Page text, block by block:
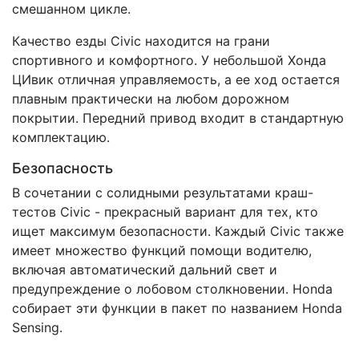
смешанном цикле.
Качество езды Civic находится на грани
спортивного и комфортного. У небольшой Хонда
ЦИвик отличная управляемость, а ее ход остается
плавным практически на любом дорожном
покрытии. Передний привод входит в стандартную
комплектацию.
Безопасность
В сочетании с солидными результатами краш-
тестов Civic - прекрасный вариант для тех, кто
ищет максимум безопасности. Каждый Civic также
имеет множество функций помощи водителю,
включая автоматический дальний свет и
предупреждение о лобовом столкновении. Honda
собирает эти функции в пакет по названием Honda
Sensing.